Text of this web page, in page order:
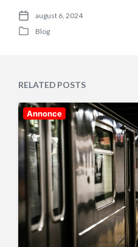
P
t
august 6, 2024
P
d
i
Blog
RELATED POSTS
Annonce